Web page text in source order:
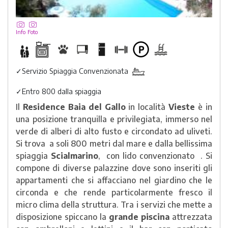
Info Foto
✓Servizio Spiaggia Convenzionata
✓Entro 800 dalla spiaggia
Il Residence Baia del Galloin localitàVieste è in
una posizione tranquilla e privilegiata, immerso nel
verde di alberi di alto fusto e circondato ad uliveti.
Si trova a soli 800 metri dal mare e dalla bellissima
spiaggia Scialmarino, con lido convenzionato . Si
compone di diverse palazzine dove sono inseriti gli
appartamenti che si affacciano nel giardino che le
circonda e che rende particolarmente fresco il
micro clima della struttura. Tra i servizi che mette a
disposizione spiccano la grande piscina attrezzata